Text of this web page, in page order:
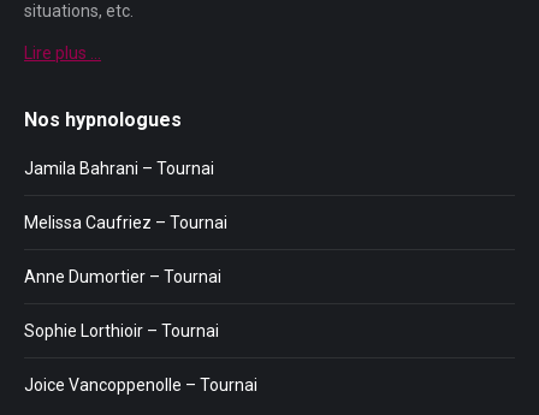
situations, etc.
Lire plus …
Nos hypnologues
Jamila Bahrani – Tournai
Melissa Caufriez – Tournai
Anne Dumortier – Tournai
Sophie Lorthioir – Tournai
Joice Vancoppenolle – Tournai